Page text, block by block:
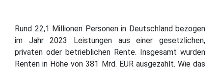
Rund 22,1 Millionen Personen in Deutschland bezogen
im Jahr 2023 Leistungen aus einer gesetzlichen,
privaten oder betrieblichen Rente. Insgesamt wurden
Renten in Höhe von 381 Mrd. EUR ausgezahlt. Wie das